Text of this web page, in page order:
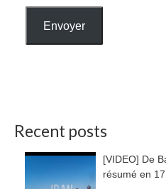
Envoyer
Recent posts
[VIDEO] De
résumé en